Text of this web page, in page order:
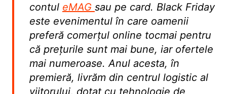
contul eMAG sau pe card. Black Friday
este evenimentul în care oamenii
preferă comerțul online tocmai pentru
că prețurile sunt mai bune, iar ofertele
mai numeroase. Anul acesta, în
premieră, livrăm din centrul logistic al
viitorului, dotat cu tehnologie de